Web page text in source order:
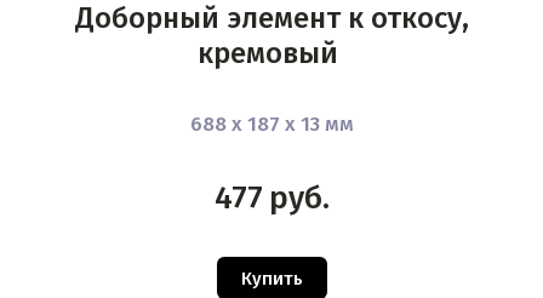
Доборный элемент к откосу,
кремовый
688 х 187 х 13 мм
477 руб.
Купить